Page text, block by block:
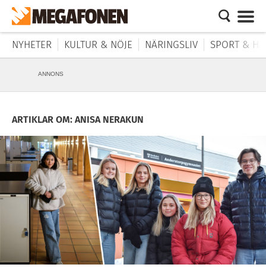
NYHETER KULTUR & NÖJE NÄRINGSLIV SPORT &
ANNONS
ARTIKLAR OM: ANISA NERAKUN